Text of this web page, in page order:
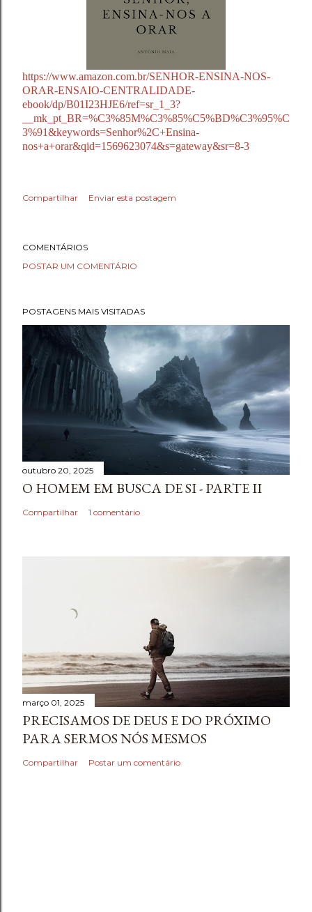
https://www.amazon.com.br/SENHOR-ENSINA-NOS-
ORAR-ENSAIO-CENTRALIDADE-
ebook/dp/B01I23HJE6/ref=sr_1_3?
__mk_pt_BR=%C3%85M%C3%85%C5%BD%C3%95%C
3%91&keywords=Senhor%2C+Ensina-
nos+a+orar&qid=1569623074&s=gateway&sr=8-3
Compartilhar Enviar esta postagem
COMENTÁRIOS
POSTAR UM COMENTÁRIO
POSTAGENS MAIS VISITADAS
outubro 20, 2025
O HOMEM EM BUSCA DE SI - PARTE II
Compartilhar 1 comentário
março 01, 2025
PRECISAMOS DE DEUS E DO PRÓXIMO
PARA SERMOS NÓS MESMOS
Compartilhar Postar um comentário